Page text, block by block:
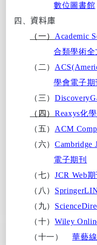
數位圖書館
四、資料庫
（一） Academic
合類學術全
（二）
學會電子期
（三）
（四）Reaxys化
（五） ACM
（六）Cambridge
電子期刊
（七）JCR Web
（八）
（九）
（十）Wiley
（十一）
華藝